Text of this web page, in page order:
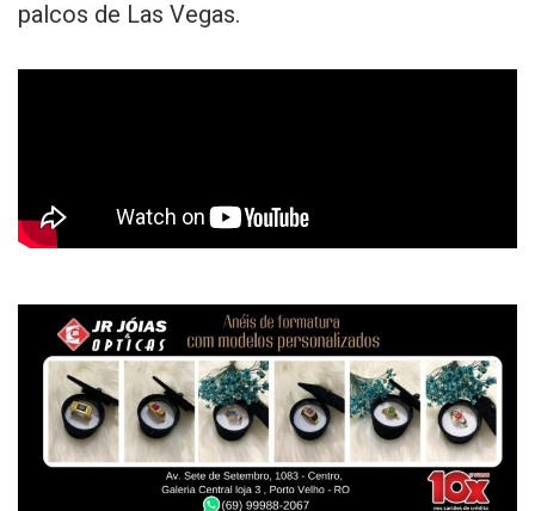
palcos de Las Vegas.